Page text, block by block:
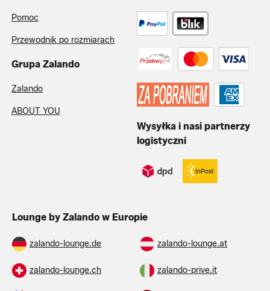
Pomoc
Przewodnik po rozmiarach
Grupa Zalando
Zalando
ABOUT YOU
Wysyłka i nasi partnerzy
logistyczni
Lounge by Zalando w Europie
zalando-lounge.de zalando-lounge.at
zalando-lounge.ch zalando-prive.it